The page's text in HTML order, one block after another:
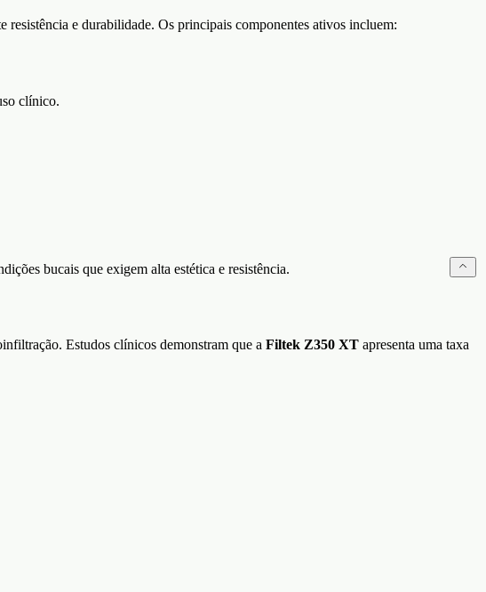
resistência e durabilidade. Os principais componentes ativos incluem:
clínico.
bucais que exigem alta estética e resistência.
Estudos clínicos demonstram que a Filtek Z350 XT apresenta uma taxa